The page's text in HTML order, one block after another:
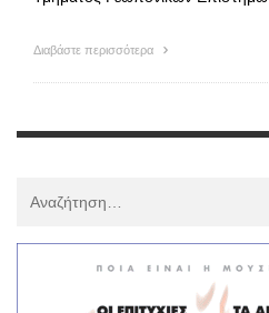
Διαβάστε περισσότερα
: